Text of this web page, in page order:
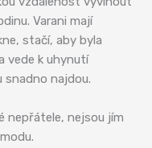
Varani mají
stačí, aby byla
vede k uhynutí
snadno najdou.
nepřátele, nejsou jím